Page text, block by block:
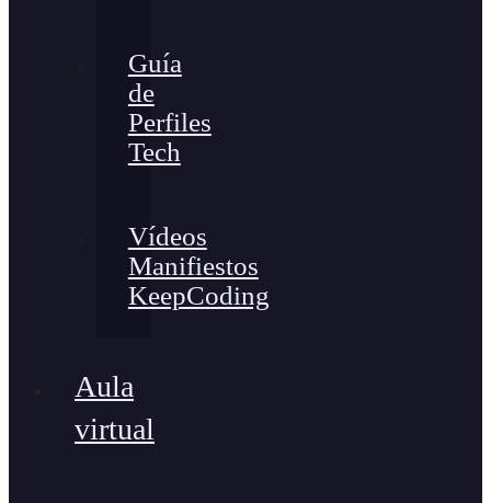
Guía
de
Perfiles
Tech
Vídeos
Manifiestos
KeepCoding
Aula
virtual